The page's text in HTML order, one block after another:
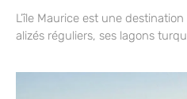
L’île Maurice est une
alizés réguliers, ses lagons